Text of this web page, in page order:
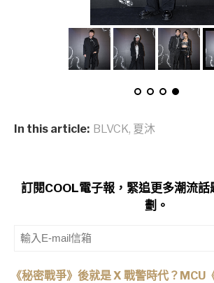
In this article: BLVCK, 夏沐
訂閱COOL電子報，緊追更多潮流話
劃。
《秘密戰爭》後就是 X 戰警時代？MCU